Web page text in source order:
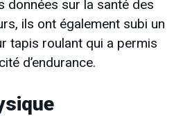
données sur la santé des
ils ont également subi un
tapis roulant qui a permis
d’endurance.